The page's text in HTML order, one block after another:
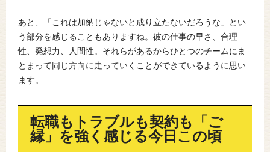
あと、「これは加納じゃないと成り立たないだろうな」とい
う部分を感じることもありますね。彼の仕事の早さ、合理
性、発想力、人間性。それらがあるからひとつのチームにま
とまって同じ方向に走っていくことができているように思い
ます。
転職もトラブルも契約も「ご
縁」を強く感じる今日この頃